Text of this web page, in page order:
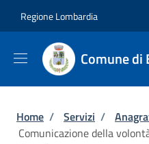
Regione Lombardia
Comune di
Briciole di
Home / Servizi /
Comunicazione della